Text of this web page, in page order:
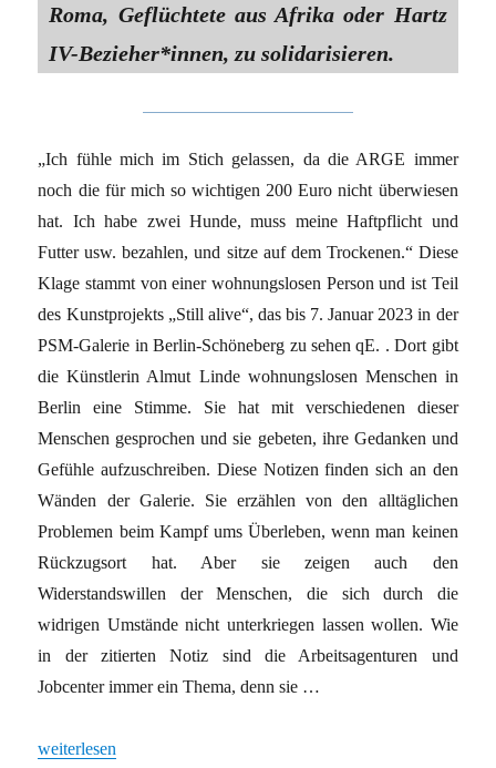
Roma, Geflüchtete aus Afrika oder Hartz
IV-Bezieher*innen, zu solidarisieren.
„Ich fühle mich im Stich gelassen, da die ARGE immer
noch die für mich so wichtigen 200 Euro nicht überwiesen
hat. Ich habe zwei Hunde, muss meine Haftpflicht und
Futter usw. bezahlen, und sitze auf dem Trockenen.“ Diese
Klage stammt von einer wohnungslosen Person und ist Teil
des Kunstprojekts „Still alive“, das bis 7. Januar 2023 in der
PSM-Galerie in Berlin-Schöneberg zu sehen qE. . Dort gibt
die Künstlerin Almut Linde wohnungslosen Menschen in
Berlin eine Stimme. Sie hat mit verschiedenen dieser
Menschen gesprochen und sie gebeten, ihre Gedanken und
Gefühle aufzuschreiben. Diese Notizen finden sich an den
Wänden der Galerie. Sie erzählen von den alltäglichen
Problemen beim Kampf ums Überleben, wenn man keinen
Rückzugsort hat. Aber sie zeigen auch den
Widerstandswillen der Menschen, die sich durch die
widrigen Umstände nicht unterkriegen lassen wollen. Wie
in der zitierten Notiz sind die Arbeitsagenturen und
Jobcenter immer ein Thema, denn sie …
„Feindbild Erwerbslose“
weiterlesen